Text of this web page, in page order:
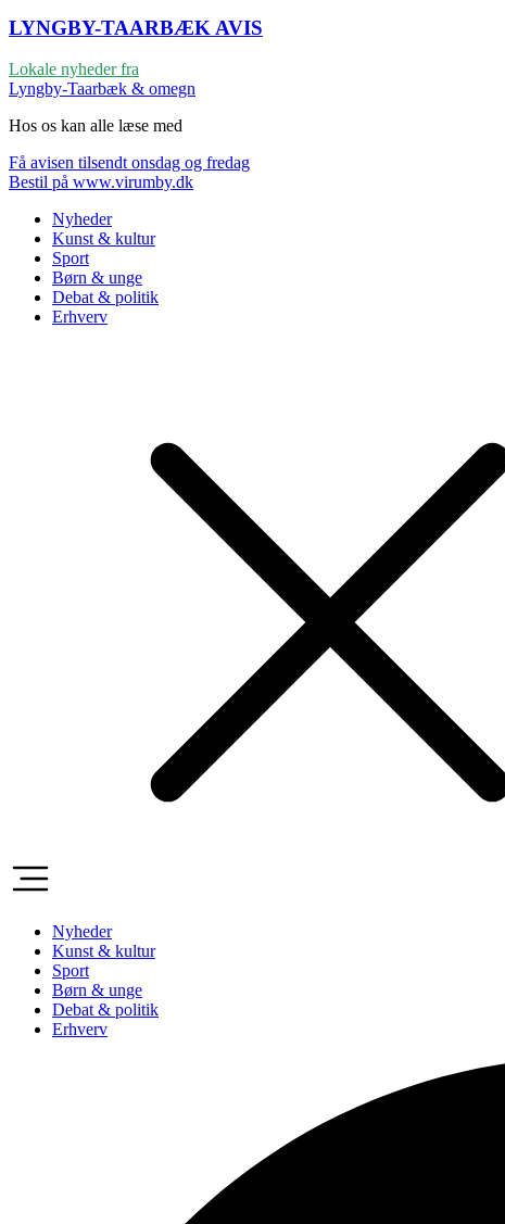
LYNGBY-TAARBÆK AVIS
Lokale nyheder fra
Lyngby-Taarbæk & omegn
Hos os kan alle læse med
Få avisen tilsendt onsdag og fredag
Bestil på www.virumby.dk
Nyheder
Kunst & kultur
Sport
Børn & unge
Debat & politik
Erhverv
Nyheder
Kunst & kultur
Sport
Børn & unge
Debat & politik
Erhverv